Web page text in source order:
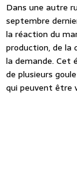
Dans une autre
septembre
la réaction du
production, de la
la demande. Cet
de plusieurs
qui peuvent être